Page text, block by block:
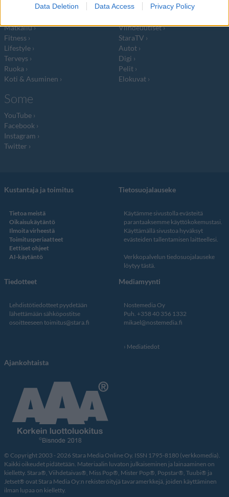
Data Deletion Data Access Privacy Policy
Lifestyle
Matkailu
Fitness
Lifestyle
Terveys
Ruoka
Koti & Asuminen
Viihde
Viihdeuutiset
StaraTV
Autot
Digi
Pelit
Elokuvat
Some
YouTube
Facebook
Instagram
Twitter
Kustantaja ja toimitus
Tietoa meistä
Oikaisukäytäntö
Ilmoita virheestä
Toimitusperiaatteet
Eettiset ohjeet
AI-käytäntö
Tietosuojalauseke
Käytämme sivustolla evästeitä
parantaaksemme käyttökokemustasi.
Käyttämällä sivustoa hyväksyt
evästeiden tallentamisen laitteellesi.
Verkkopalvelun tiedosuojalauseke
löytyy tästä.
Tiedotteet
Lehdistötiedotteet pyydetään
lähettämään sähköpostitse
osoitteeseen toimitus@stara.fi
Mediamyynti
Nostemedia Oy
Puh. +358 40 356 1332
mikael@nostemedia.fi
Mediatiedot
Ajankohtaista
© Copyright 2003 - 2026 Stara Media Online Oy. ISSN 1795-8180 (verkkomedia).
Kaikki oikeudet pidätetään. Materiaalin luvaton julkaiseminen ja lainaaminen on
kielletty. Stara®, Viihdetaivas®, Miss Pop®, Mister Pop®, Popstar®, Tuubi® ja
Jetset® ovat Stara Media Oy:n rekisteröityjä tavaramerkkejä, joiden käyttäminen
ilman lupaa on kielletty.